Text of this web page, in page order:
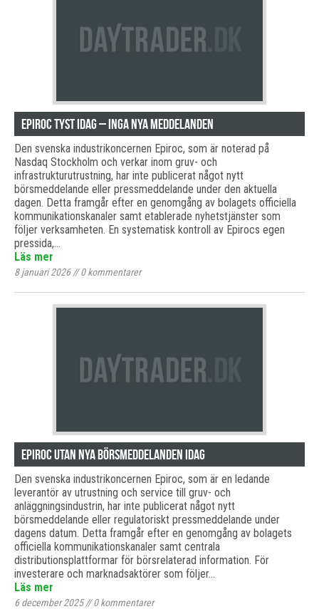
Epiroc tyst idag – inga nya meddelanden
Den svenska industrikoncernen Epiroc, som är noterad på
Nasdaq Stockholm och verkar inom gruv- och
infrastrukturutrustning, har inte publicerat något nytt
börsmeddelande eller pressmeddelande under den aktuella
dagen. Detta framgår efter en genomgång av bolagets officiella
kommunikationskanaler samt etablerade nyhetstjänster som
följer verksamheten. En systematisk kontroll av Epirocs egen
pressida,…
Läs mer
8 januari 2026//0kommentarer
Epiroc utan nya börsmeddelanden idag
Den svenska industrikoncernen Epiroc, som är en ledande
leverantör av utrustning och service till gruv- och
anläggningsindustrin, har inte publicerat något nytt
börsmeddelande eller regulatoriskt pressmeddelande under
dagens datum. Detta framgår efter en genomgång av bolagets
officiella kommunikationskanaler samt centrala
distributionsplattformar för börsrelaterad information. För
investerare och marknadsaktörer som följer…
Läs mer
6 december 2025//0kommentarer